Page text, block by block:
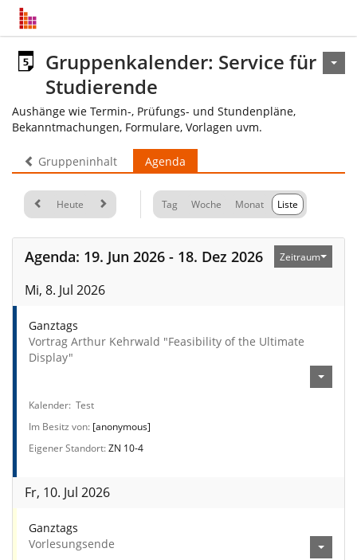
Gruppenkalender: Service für
Studierende
Aushänge wie Termin-, Prüfungs- und Stundenpläne,
Bekanntmachungen, Formulare, Vorlagen uvm.
Gruppeninhalt Agenda
Heute Tag Woche Monat Liste
Agenda: 19. Jun 2026 - 18. Dez 2026 Zeitraum
Mi, 8. Jul 2026
Ganztags
Vortrag Arthur Kehrwald "Feasibility of the Ultimate
Display"
Kalender Test
Im Besitz von [anonymous]
Eigener Standort ZN 10-4
Fr, 10. Jul 2026
Ganztags
Vorlesungsende